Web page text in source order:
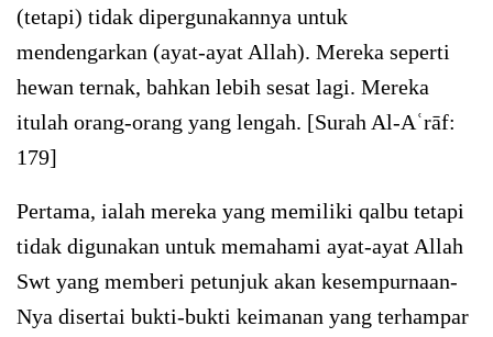
(tetapi) tidak dipergunakannya untuk
mendengarkan (ayat-ayat Allah). Mereka seperti
hewan ternak, bahkan lebih sesat lagi. Mereka
itulah orang-orang yang lengah. [Surah Al-Aʿrāf:
179]
Pertama, ialah mereka yang memiliki qalbu tetapi
tidak digunakan untuk memahami ayat-ayat Allah
Swt yang memberi petunjuk akan kesempurnaan-
Nya disertai bukti-bukti keimanan yang terhampar